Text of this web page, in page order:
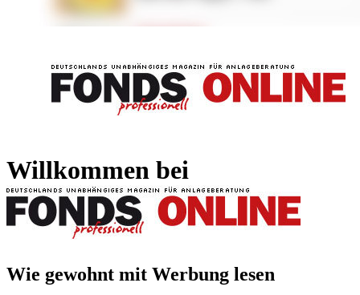
Willkommen bei
Wie gewohnt mit Werbung lesen